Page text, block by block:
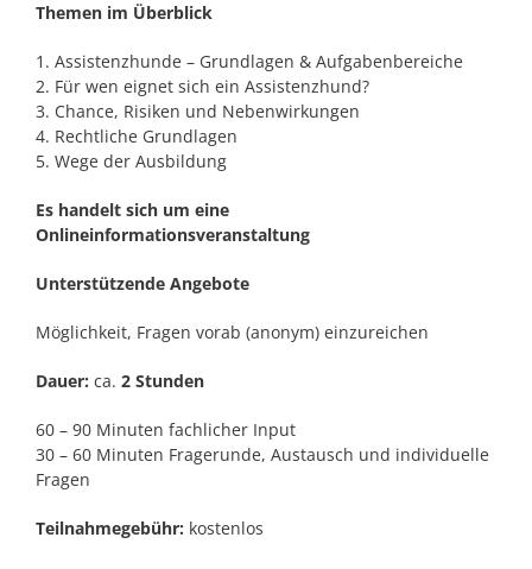
Themen im Überblick
Assistenzhunde – Grundlagen & Aufgabenbereiche
Für wen eignet sich ein Assistenzhund?
Chance, Risiken und Nebenwirkungen
Rechtliche Grundlagen
Wege der Ausbildung
Es handelt sich um eine
Onlineinformationsveranstaltung
Unterstützende Angebote
Möglichkeit, Fragen vorab (anonym) einzureichen
Dauer: ca. 2 Stunden
60 – 90 Minuten fachlicher Input
30 – 60 Minuten Fragerunde, Austausch und individuelle
Fragen
Teilnahmegebühr: kostenlos